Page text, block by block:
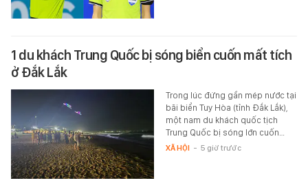
1 du khách Trung Quốc bị sóng biển cuốn mất tích
ở Đắk Lắk
Trong lúc đứng gần mép nước tại
bãi biển Tuy Hòa (tỉnh Đắk Lắk),
một nam du khách quốc tịch
Trung Quốc bị sóng lớn cuốn…
XÃ HỘI - 5 giờ trước